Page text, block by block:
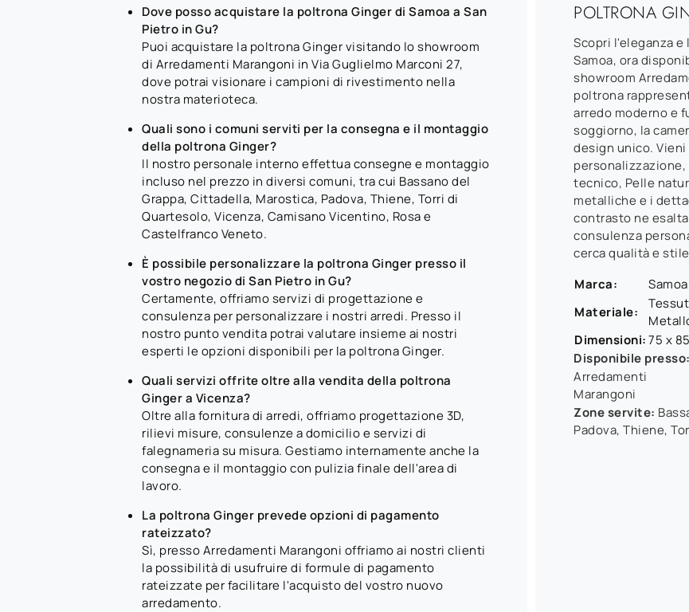
Dove posso acquistare la poltrona Ginger di Samoa a San
Pietro in Gu?
Puoi acquistare la poltrona Ginger visitando lo showroom
di Arredamenti Marangoni in Via Guglielmo Marconi 27,
dove potrai visionare i campioni di rivestimento nella
nostra materioteca.
Quali sono i comuni serviti per la consegna e il montaggio
della poltrona Ginger?
Il nostro personale interno effettua consegne e montaggio
incluso nel prezzo in diversi comuni, tra cui Bassano del
Grappa, Cittadella, Marostica, Padova, Thiene, Torri di
Quartesolo, Vicenza, Camisano Vicentino, Rosa e
Castelfranco Veneto.
È possibile personalizzare la poltrona Ginger presso il
vostro negozio di San Pietro in Gu?
Certamente, offriamo servizi di progettazione e
consulenza per personalizzare i nostri arredi. Presso il
nostro punto vendita potrai valutare insieme ai nostri
esperti le opzioni disponibili per la poltrona Ginger.
Quali servizi offrite oltre alla vendita della poltrona
Ginger a Vicenza?
Oltre alla fornitura di arredi, offriamo progettazione 3D,
rilievi misure, consulenze a domicilio e servizi di
falegnameria su misura. Gestiamo internamente anche la
consegna e il montaggio con pulizia finale dell'area di
lavoro.
La poltrona Ginger prevede opzioni di pagamento
rateizzato?
Sì, presso Arredamenti Marangoni offriamo ai nostri clienti
la possibilità di usufruire di formule di pagamento
rateizzate per facilitare l'acquisto del vostro nuovo
arredamento.
POLTRONA
Scopri l'eleganza
Samoa, ora
showroom
poltrona
arredo moderno e
soggiorno, la
design unico.
tecnico, Pelle
metalliche e i
contrasto ne
consulenza
cerca qualità e
Marca:
Samoa
Materiale:
Dimensioni:75 x
Disponibile presso:
Arredamenti
Marangoni
Zone servite:
Padova, Thiene,